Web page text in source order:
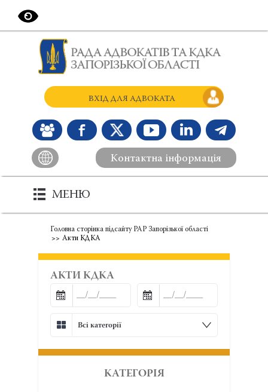
Контактна інформація
ВХІД ДЛЯ АДВОКАТА
МЕНЮ
Головна сторінка підсайту РАР Запорізької області
Акти КДКА
АКТИ КДКА
Всі категорії
КАТЕГОРІЯ